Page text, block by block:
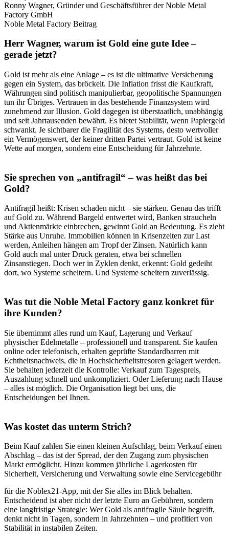
Ronny Wagner, Gründer und Geschäftsführer der Noble Metal
Factory GmbH
Noble Metal Factory Beitrag
Herr Wagner, warum ist Gold eine gute Idee –
gerade jetzt?
Gold ist mehr als eine Anlage – es ist die ultimative Versicherung
gegen ein System, das bröckelt. Die Inflation frisst die Kaufkraft,
Währungen sind politisch manipulierbar, geopolitische Spannungen
tun ihr Übriges. Vertrauen in das bestehende Finanzsystem wird
zunehmend zur Illusion. Gold dagegen ist überstaatlich, unabhängig
und seit Jahrtausenden bewährt. Es bietet Stabilität, wenn Papiergeld
schwankt. Je sichtbarer die Fragilität des Systems, desto wertvoller
ein Vermögenswert, der keiner dritten Partei vertraut. Gold ist keine
Wette auf morgen, sondern eine Entscheidung für Jahrzehnte.
Sie sprechen von „antifragil“ – was heißt das bei
Gold?
Antifragil heißt: Krisen schaden nicht – sie stärken. Genau das trifft
auf Gold zu. Während Bargeld entwertet wird, Banken straucheln
und Aktienmärkte einbrechen, gewinnt Gold an Bedeutung. Es zieht
Stärke aus Unruhe. Immobilien können in Krisenzeiten zur Last
werden, Anleihen hängen am Tropf der Zinsen. Natürlich kann
Gold auch mal unter Druck geraten, etwa bei schnellen
Zinsanstiegen. Doch wer in Zyklen denkt, erkennt: Gold gedeiht
dort, wo Systeme scheitern. Und Systeme scheitern zuverlässig.
Was tut die Noble Metal Factory ganz konkret für
ihre Kunden?
Sie übernimmt alles rund um Kauf, Lagerung und Verkauf
physischer Edelmetalle – professionell und transparent. Sie kaufen
online oder telefonisch, erhalten geprüfte Standardbarren mit
Echtheitsnachweis, die in Hochsicherheitstresoren gelagert werden.
Sie behalten jederzeit die Kontrolle: Verkauf zum Tagespreis,
Auszahlung schnell und unkompliziert. Oder Lieferung nach Hause
– alles ist möglich. Die Organisation liegt bei uns, die
Entscheidungen bei Ihnen.
Was kostet das unterm Strich?
Beim Kauf zahlen Sie einen kleinen Aufschlag, beim Verkauf einen
Abschlag – das ist der Spread, der den Zugang zum physischen
Markt ermöglicht. Hinzu kommen jährliche Lagerkosten für
Sicherheit, Versicherung und Verwaltung sowie eine Servicegebühr
für die Noblex21-App, mit der Sie alles im Blick behalten.
Entscheidend ist aber nicht der letzte Euro an Gebühren, sondern
eine langfristige Strategie: Wer Gold als antifragile Säule begreift,
denkt nicht in Tagen, sondern in Jahrzehnten – und profitiert von
Stabilität in instabilen Zeiten.